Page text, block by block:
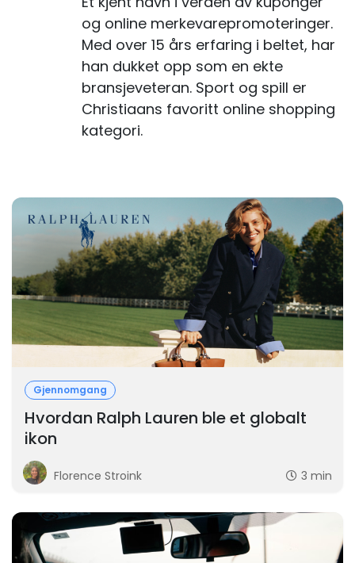
og online merkevarepromoteringer.
Med over 15 års erfaring i beltet, har
han dukket opp som en ekte
bransjeveteran. Sport og spill er
Christiaans favoritt online shopping
kategori.
Gjennomgang
Hvordan Ralph Lauren ble et globalt
ikon
Florence Stroink 3 min